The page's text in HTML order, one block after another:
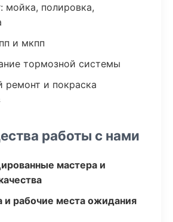
мойка, полировка,
и мкпп
тормозной системы
ремонт и покраска
работы с нами
мастера и
и рабочие места ожидания